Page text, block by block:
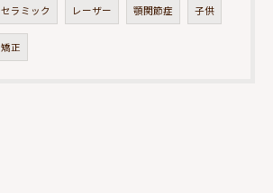
セラミック レーザー 顎関節症 子供
矯正